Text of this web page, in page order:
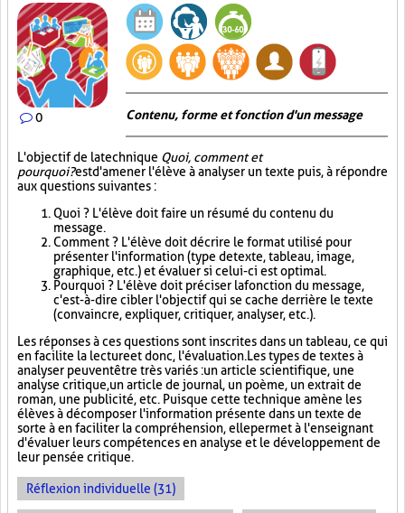
0 Contenu, forme et fonction d'un message
L'objectif de la technique Quoi, comment et
pourquoi?est d'amener l'élève à analyser un texte puis, à répondre
aux questions suivantes :
Quoi ? L'élève doit faire un résumé du contenu du
message.
Comment ? L'élève doit décrire le format utilisé pour
présenter l'information (type de texte, tableau, image,
graphique, etc.) et évaluer si celui-ci est optimal.
Pourquoi ? L'élève doit préciser la fonction du message,
c'est-à-dire cibler l'objectif qui se cache derrière le texte
(convaincre, expliquer, critiquer, analyser, etc.).
Les réponses à ces questions sont inscrites dans un tableau, ce qui
en facilite la lecture et donc, l'évaluation. Les types de textes à
analyser peuvent être très variés : un article scientifique, une
analyse critique, un article de journal, un poème, un extrait de
roman, une publicité, etc. Puisque cette technique amène les
élèves à décomposer l'information présente dans un texte de
sorte à en faciliter la compréhension, elle permet à l'enseignant
d'évaluer leurs compétences en analyse et le développement de
leur pensée critique.
Réflexion individuelle (31)